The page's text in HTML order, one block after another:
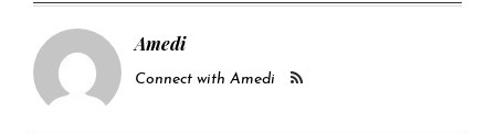
Amedi
Connect with Amedi